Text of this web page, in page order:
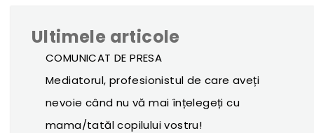
Ultimele articole
COMUNICAT DE PRESA
Mediatorul, profesionistul de care aveți
nevoie când nu vă mai înțelegeți cu
mama/tatăl copilului vostru!